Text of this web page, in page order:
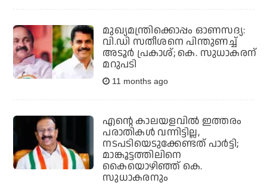
മുഖ്യമന്ത്രിക്കൊപ്പം ഓണസദ്യ:
വി.ഡി സതീശനെ പിന്തുണച്ച്
അടൂര്‍ പ്രകാശ്; കെ. സുധാകരന്
മറുപടി
11 months ago
എന്റെ കാലയളവിൽ ഇത്തരം
പരാതികൾ വന്നിട്ടില്ല,
നടപടിയെടുക്കേണ്ടത് പാർട്ടി;
മാങ്കൂട്ടത്തിലിനെ
കൈയൊഴിഞ്ഞ് കെ.
സുധാകരനും